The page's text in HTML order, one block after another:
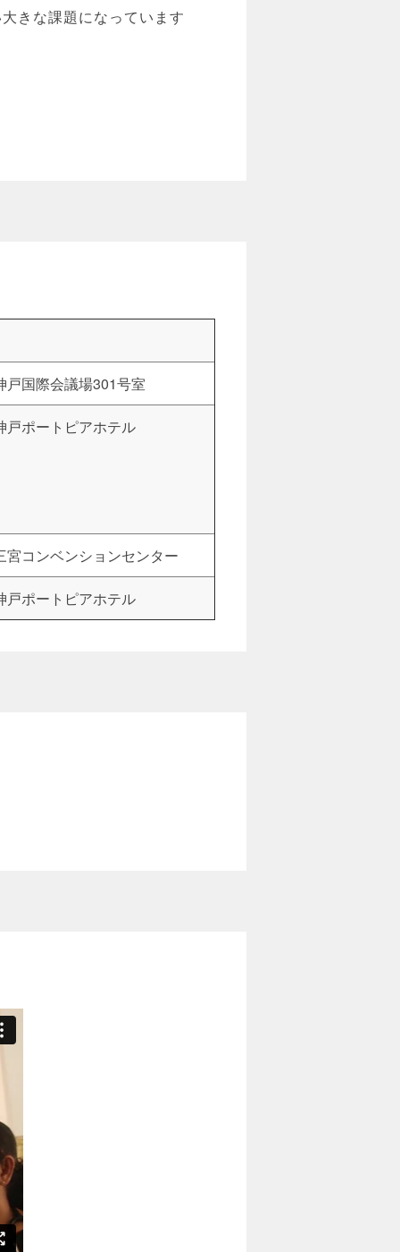
きな課題になっています
戸国際会議場301号室
戸ポートピアホテル
宮コンベンションセンター
戸ポートピアホテル